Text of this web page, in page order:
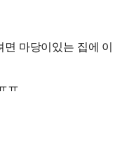
마당이있는 집에 이
ㅠ